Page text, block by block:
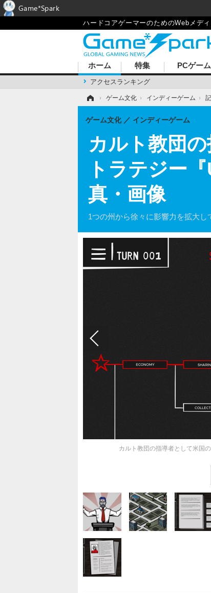
ハードコアゲーマーのためのWebメディ
ホーム
アクセスランキング
特集 PCゲーム
› ゲーム文化 › インディーゲーム ›
カルト教団
トラテジー
真・画像
1つの州から徐々に影響力を拡大し
ゲーム文化 インディーゲーム
カルト教団の指導者として米国
Game*Spark